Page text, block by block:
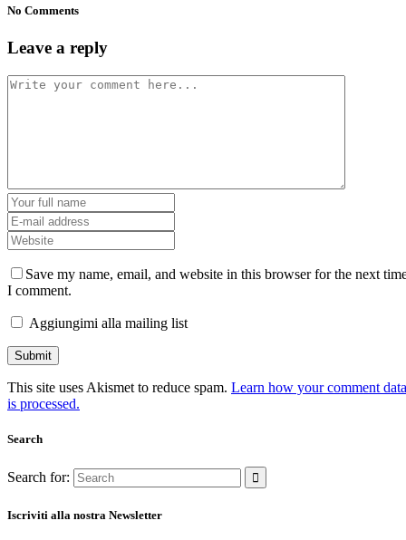
No Comments
Leave a reply
Save my name, email, and website in this browser for the next
I comment.
Aggiungimi alla mailing list
This site uses Akismet to reduce spam. Learn how your comment data
is processed.
Search
Search for:
Iscriviti alla nostra Newsletter